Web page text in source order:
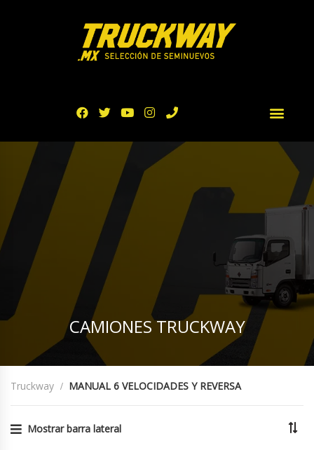
CAMIONES TRUCKWAY
Truckway MANUAL 6 VELOCIDADES Y REVERSA
Mostrar barra lateral